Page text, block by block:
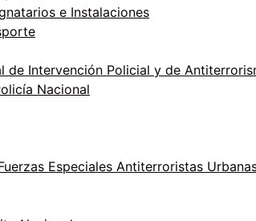
e Instalaciones
de Intervención Policial y de
Nacional
Especiales Antiterroristas